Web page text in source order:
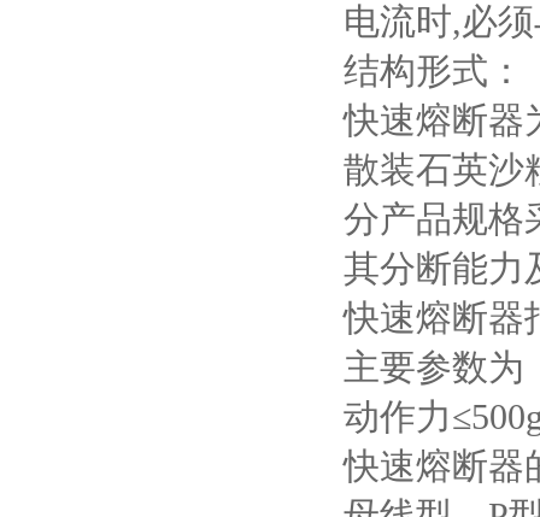
电流时,必
结构形式：
快速熔断器
散装石英沙
分产品规格
其分断能力
快速熔断器
主要参数为
动作力≤
快速熔断器